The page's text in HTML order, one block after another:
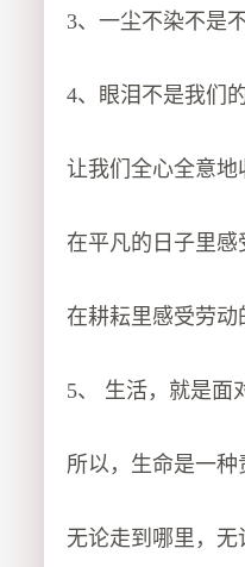
3、一尘不染不是
4、眼泪不是我们
让我们全心全意地
在平凡的日子里感
在耕耘里感受劳动
5、 生活，就是面
所以，生命是一种
无论走到哪里，无